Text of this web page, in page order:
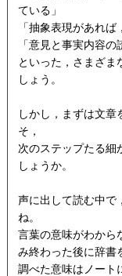
ている」
「抽象表現があれば
「意見と事実内容の
といった，さまざま
しょう。
しかし，まずは文章
そ，
次のステップたる細
しょうか。
声に出して読む中で
ね。
言葉の意味がわから
み終わった後に辞書
調べた意味はノート